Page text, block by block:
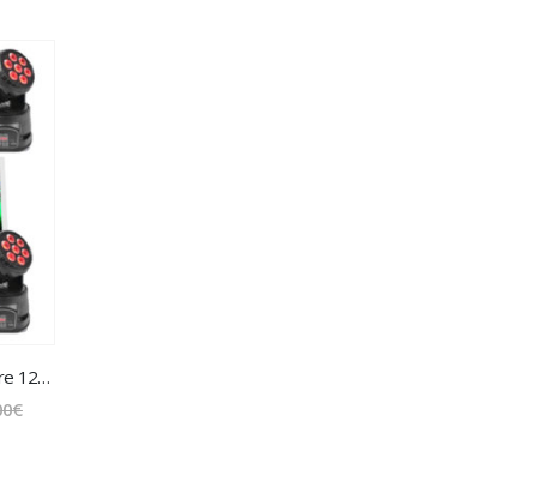
Pack Lumière D2 – 80 Pers – (barre 120 cm + 2 spots)
€